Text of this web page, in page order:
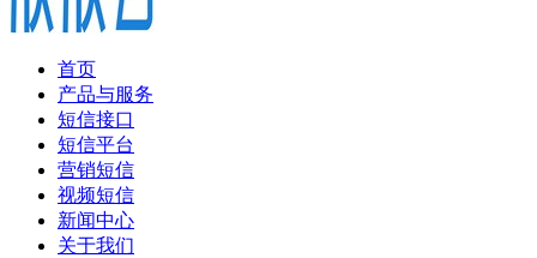
首页
产品与服务
短信接口
短信平台
营销短信
视频短信
新闻中心
关于我们